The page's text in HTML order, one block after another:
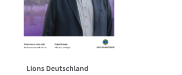
Lions Deutschland